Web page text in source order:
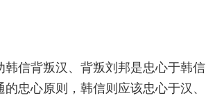
信背叛汉、背叛刘邦是忠心于韩信
忠心原则，韩信则应该忠心于汉、